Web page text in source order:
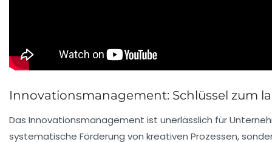
Innovationsmanagement: Schlüssel zum
Das Innovationsmanagement ist unerlässlich für
systematische Förderung von kreativen Prozessen,